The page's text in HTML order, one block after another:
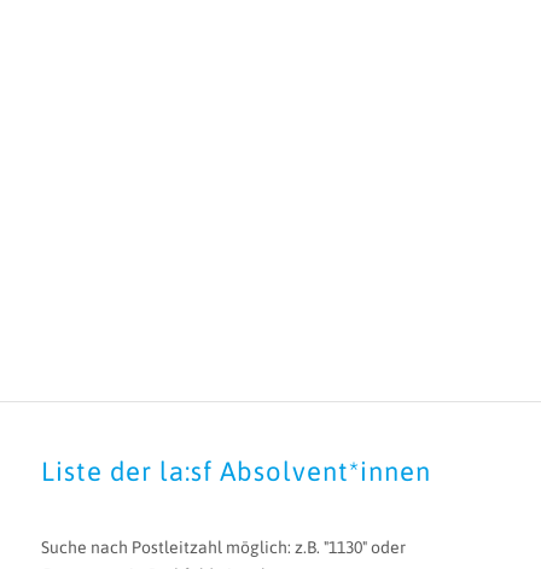
Liste der la:sf Absolvent*innen
Suche nach Postleitzahl möglich: z.B. "1130" oder